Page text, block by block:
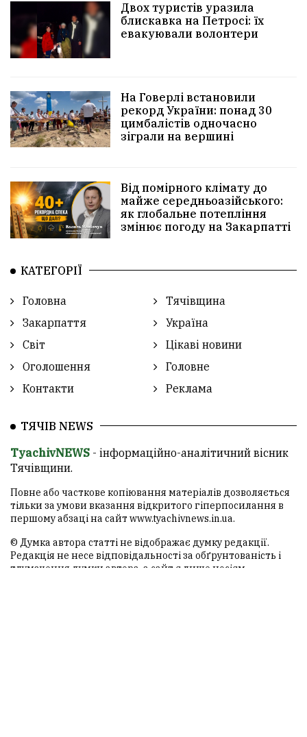
Двох туристів уразила
блискавка на Петросі: їх
евакуювали волонтери
На Говерлі встановили
рекорд України: понад 30
цимбалістів одночасно
зіграли на вершині
Від помірного клімату до
майже середньоазійського:
як глобальне потепління
змінює погоду на Закарпатті
КАТЕГОРІЇ
Головна
Тячівщина
Закарпаття
Україна
Світ
Цікаві новини
Оголошення
Головне
Контакти
Реклама
ТЯЧІВ NEWS
TyachivNEWS - інформаційно-аналітичний вісник
Тячівщини.
Повне або часткове копіювання матеріалів дозволяється
тільки за умови вказання відкритого гіперпосилання в
першому абзаці на сайт www.tyachivnews.in.ua.
© Думка автора статті не відображає думку редакції.
Редакція не несе відповідальності за обґрунтованість і
тлумачення думки автора, а сайт є лише носієм